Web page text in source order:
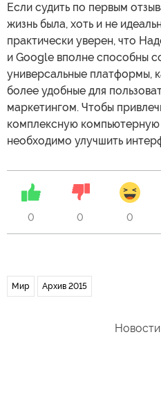
Если судить по первым
жизнь была, хоть и не
практически уверен, что
и Google вполне способны
универсальные платформы,
более удобные для
маркетингом. Чтобы
комплексную
необходимо улучшить
0 0 0
Мир Архив 2015